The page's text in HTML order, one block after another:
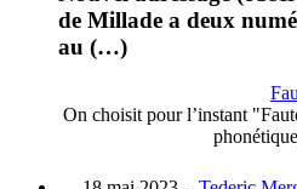
de Millade a deux
au (…)
On choisit pour l’instant